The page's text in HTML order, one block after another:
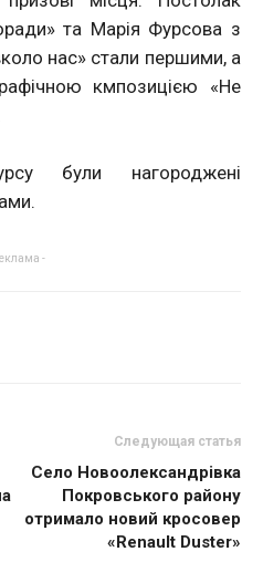
та Марія Фурсова з
нас» стали першими, а
кмпозицією «Не
були нагороджені
-
Следующая статья
Село Новоолександрівка
Покровського району
отримало новий кросовер
«Renault Duster»